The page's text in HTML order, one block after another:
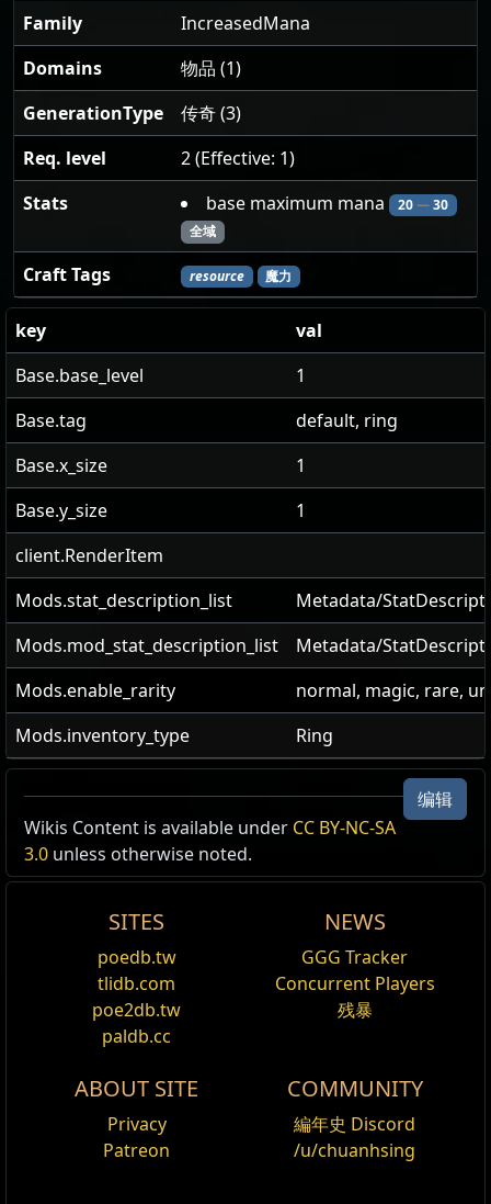
Family
IncreasedMana
Domains
物品 (1)
GenerationType
传奇 (3)
Req. level
2 (Effective: 1)
Stats
base maximum mana 20—30
全域
Craft Tags resource 魔力
key
val
Base.base_level
1
Base.tag
default, ring
Base.x_size
1
Base.y_size
1
client.RenderItem
Mods.stat_description_list
Metadata/
Mods.mod_stat_description_list
Metadata/
Mods.enable_rarity
normal, magic, rare,
Mods.inventory_type
Ring
德瑞的魔具 海灵戒指
需求 等级1
+(20—30)最大魔力
20)智慧
20)% 所有元素抗性
每击败一名敌人获得
点魔力
你能施加一个额外诅咒
普兰德斯之记 海灵戒指
需求 等级1
+(25—30)最大魔力
魔力再生速度提高
经验值获取提高
你每装备一个传奇装备，智慧提高2%
装备 Recipe /1
贡品 你的物品
Note
海灵护身符( 稀有 (魔法或稀有)
稀有)
编辑
Wikis Content is available under CC BY-NC-SA
3.0 unless otherwise noted.
SITES
poedb.tw
tlidb.com
poe2db.tw
paldb.cc
NEWS
GGG Tracker
Concurrent Players
残暴
ABOUT SITE
Privacy
Patreon
COMMUNITY
編年史 Discord
/u/chuanhsing